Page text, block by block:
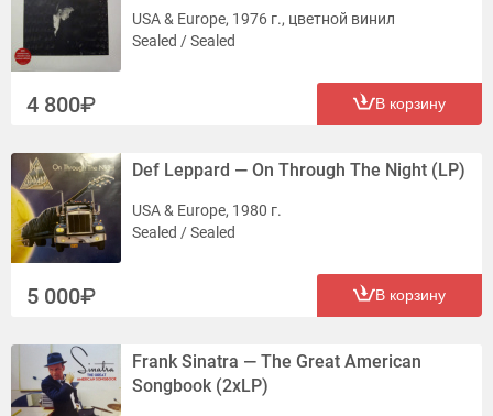
USA & Europe, 1976 г., цветной винил
Sealed / Sealed
4 800 В корзину
Def Leppard — On Through The Night (LP)
USA & Europe, 1980 г.
Sealed / Sealed
5 000 В корзину
Frank Sinatra — The Great American
Songbook (2xLP)